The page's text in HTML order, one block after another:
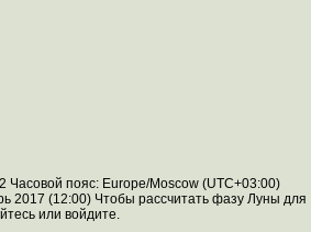
Часовой пояс: Europe/Moscow (UTC+03:00)
2017 (12:00) Чтобы рассчитать фазу Луны для
или войдите.